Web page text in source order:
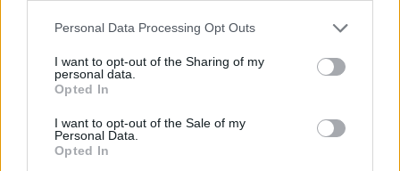
Personal Data Processing Opt Outs
I want to opt-out of the Sharing of my
personal data.
Opted In
I want to opt-out of the Sale of my
Personal Data.
Opted In
ristampa in due anni dall'uscita, ha la prefazione del critico
cinematografico Gianni Canova e racconta ai fan dell'attore il
che si sono sempre posti tra aneddoti, curiosità, ricordi,
testimonianze e smentendo le menzogne raccontate su di lui.
Del resto, chi meglio di un familiare che ha frequentato e
condiviso esperienze ed emozioni di Alberto Sordi assieme
alle rispettive famiglie può conoscere veramente fatti e
antefatti?